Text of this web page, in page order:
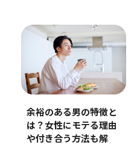
余裕のある男の特徴と
は？女性にモテる理由
や付き合う方法も解